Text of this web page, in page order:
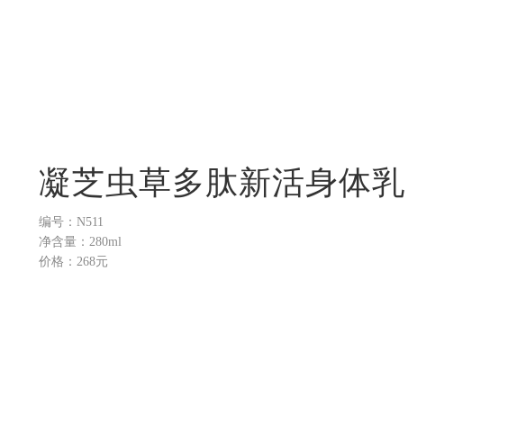
凝芝虫草多肽新活身体乳
编号：N511
净含量：280ml
价格：268元